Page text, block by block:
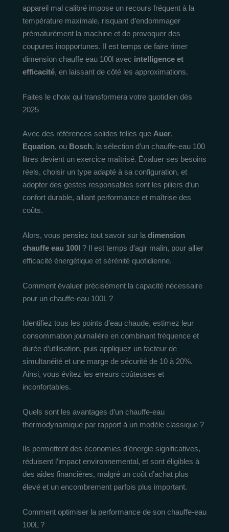
appareil mal calibré impose un recours fréquent à la
température maximale, risquant d’endommager
prématurément la machine et de provoquer des
coupures inopportunes. Il est temps de faire rimer
dimension chauffe eau 100l avec intelligence et
efficacité, en laissant de côté les approximations.
Faites le choix qui transformera votre quotidien dès
2025
Avec des références solides telles que Auer,
Equation, ou Bosch, la sélection d’un chauffe-eau 100
litres devient un exercice maîtrisé. Évaluer ses besoins
réels, choisir un type adapté à sa configuration, et
adopter des gestes responsables sont les piliers d’un
confort durable, alliant performance et maîtrise des
coûts.
Alors, vous pensiez tout savoir sur ladimension
chauffe eau 100l ? Il est temps d’agir malin, pour allier
efficacité énergétique et sérénité quotidienne.
Comment évaluer précisément la capacité nécessaire
pour un chauffe-eau 100L ?
Identifiez tous les points d’eau chaude, estimez leur
consommation journalière en combinant fréquence et
durée d’utilisation, puis appliquez un facteur de
simultanéité et une marge de sécurité de 10 à 20%.
Ainsi, vous évitez les erreurs coûteuses et
inconfortables.
Quels sont les avantages d’un chauffe-eau
thermodynamique par rapport à un modèle classique ?
Ils permettent des économies d’énergie significatives,
réduisent l’impact environnemental, et sont éligibles à
des aides financières, malgré un coût d’achat plus
élevé et un encombrement parfois plus important.
Comment optimiser la performance de son chauffe-eau
100L ?